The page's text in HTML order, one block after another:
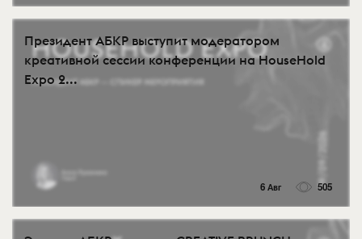
Президент АБКР выступит модератором
креативной сессии конференции на HouseHold
Expo 2...
6 Авг 505